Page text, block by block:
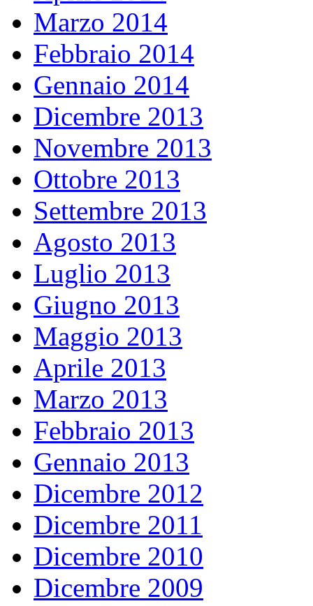
Marzo 2014
Febbraio 2014
Gennaio 2014
Dicembre 2013
Novembre 2013
Ottobre 2013
Settembre 2013
Agosto 2013
Luglio 2013
Giugno 2013
Maggio 2013
Aprile 2013
Marzo 2013
Febbraio 2013
Gennaio 2013
Dicembre 2012
Dicembre 2011
Dicembre 2010
Dicembre 2009